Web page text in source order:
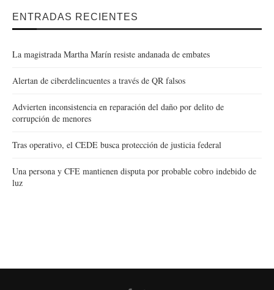
ENTRADAS RECIENTES
La magistrada Martha Marín resiste andanada de embates
Alertan de ciberdelincuentes a través de QR falsos
Advierten inconsistencia en reparación del daño por delito de
corrupción de menores
Tras operativo, el CEDE busca protección de justicia federal
Una persona y CFE mantienen disputa por probable cobro indebido de
luz